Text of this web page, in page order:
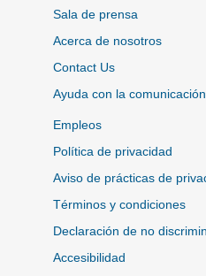
Sala de prensa
Acerca de nosotros
Contact Us
Ayuda con la comunicación
Empleos
Política de privacidad
Aviso de prácticas de
Términos y condiciones
Declaración de no
Accesibilidad